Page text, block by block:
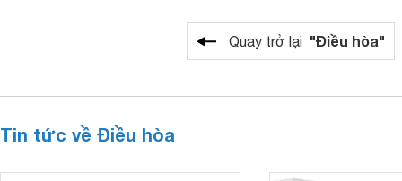
Quay trở lại "Điều hòa"
Tin tức về Điều hòa